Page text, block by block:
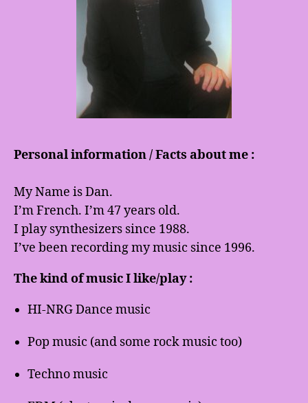
Personal information / Facts about me :
My Name is Dan.
I’m French. I’m 47 years old.
I play synthesizers since 1988.
I’ve been recording my music since 1996.
The kind of music I like/play :
HI-NRG Dance music
Pop music (and some rock music too)
Techno music